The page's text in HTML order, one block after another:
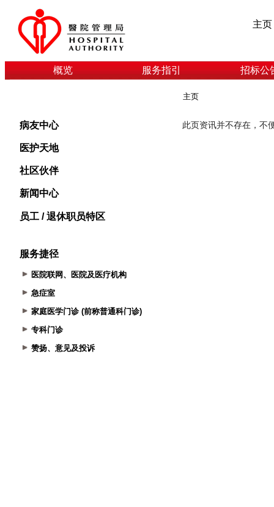
主页
概览 服务指引 招标公
病友中心
医护天地
社区伙伴
新闻中心
员工 / 退休职员特区
服务捷径
医院联网、医院及医疗机构
急症室
家庭医学门诊 (前称普通科门诊)
专科门诊
赞扬、意见及投诉
主页